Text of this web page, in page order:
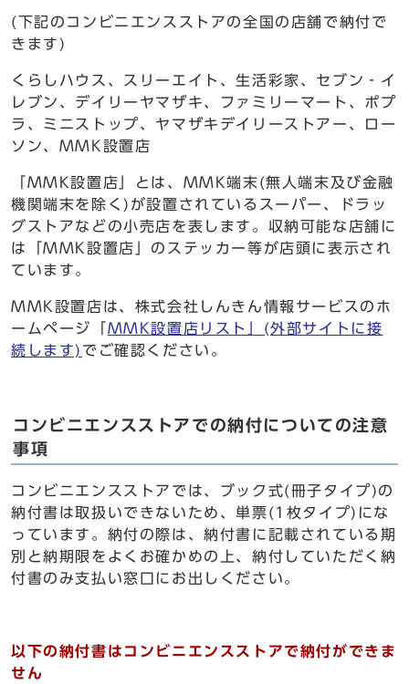
(下記のコンビニエンスストアの全国の店舗で納付で
きます)
くらしハウス、スリーエイト、生活彩家、セブン‐イ
レブン、デイリーヤマザキ、ファミリーマート、ポプ
ラ、ミニストップ、ヤマザキデイリーストアー、ロー
ソン、MMK設置店
「MMK設置店」とは、MMK端末(無人端末及び金融
機関端末を除く)が設置されているスーパー、ドラッ
グストアなどの小売店を表します。収納可能な店舗に
は「MMK設置店」のステッカー等が店頭に表示され
ています。
MMK設置店は、株式会社しんきん情報サービスのホ
ームページ「 MMK設置店リスト」(外部サイトに接
続します) でご確認ください。
コンビニエンスストアでの納付についての注意
事項
コンビニエンスストアでは、ブック式(冊子タイプ)の
納付書は取扱いできないため、単票(1枚タイプ)にな
っています。納付の際は、納付書に記載されている期
別と納期限をよくお確かめの上、納付していただく納
付書のみ支払い窓口にお出しください。
以下の納付書はコンビニエンスストアで納付ができま
せん